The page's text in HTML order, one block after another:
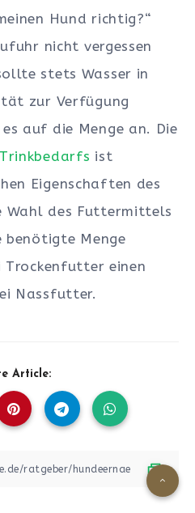
Hund richtig?“
nicht vergessen
stets Wasser in
zur Verfügung
auf die Menge an. Die
ist
Eigenschaften des
Wahl des Futtermittels
benötigte Menge
Trockenfutter einen
Nassfutter.
Article: